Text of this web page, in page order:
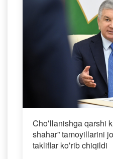
Choʻllanishga qarshi
shahar” tamoyillarini
takliflar koʻrib chiqildi